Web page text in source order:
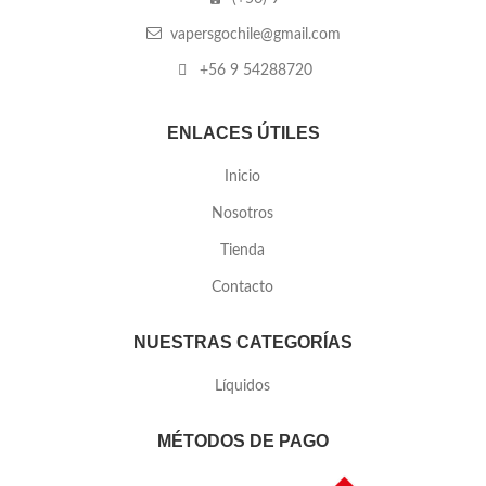
vapersgochile@gmail.com
+56 9 54288720
ENLACES ÚTILES
Inicio
Nosotros
Tienda
Contacto
NUESTRAS CATEGORÍAS
Líquidos
MÉTODOS DE PAGO